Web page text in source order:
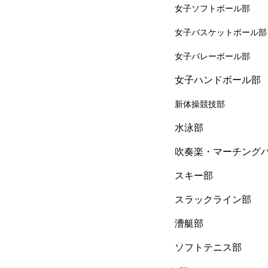
女子ソフトボール部
女子バスケットボール部
女子バレーボール部
女子ハンドボール部
新体操競技部
水泳部
吹奏楽・マーチング
スキー部
スラックライン部
漕艇部
ソフトテニス部